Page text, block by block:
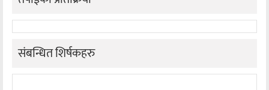
संबन्धित शिर्षकहरु